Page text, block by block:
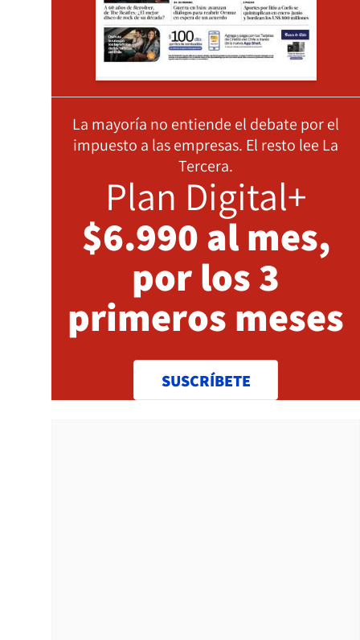
La mayoría no entiende el debate por el
impuesto a las empresas. El resto lee La
Tercera.
Plan Digital+
$6.990 al mes,
por los 3
primeros meses
SUSCRÍBETE